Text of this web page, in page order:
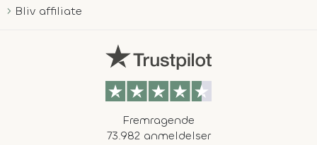
Bliv affiliate
Fremragende
73.982 anmeldelser